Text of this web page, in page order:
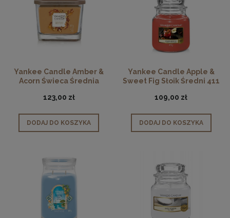
Yankee Candle Amber &
Acorn Świeca Średnia
123,00 zł
DODAJ DO KOSZYKA
Yankee Candle Apple &
Sweet Fig Słoik Średni 411
109,00 zł
DODAJ DO KOSZYKA